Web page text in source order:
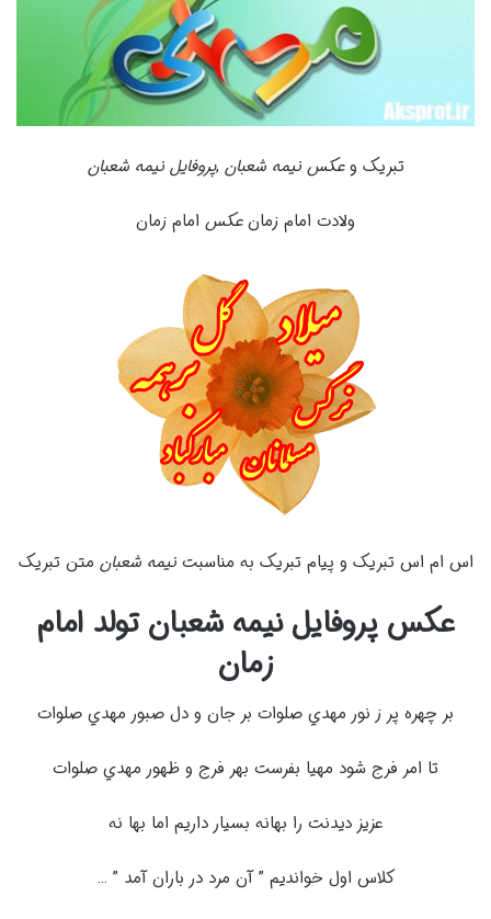
تبریک وعکس نیمه شعبان ,پروفایل نیمه شعبان
ولادت امام زمانعکس امام زمان
اس ام اس تبریک و پیام تبریک به مناسبتنیمه شعبان متن تبریک
عکس پروفایل نیمه شعبان تولد امام
زمان
بر چهره پر ز نور مهدي صلوات بر جان و دل صبور مهدي صلوات
تا امر فرج شود مهيا بفرست بهر فرج و ظهور مهدي صلوات
عزيز ديدنت را بهانه بسيار داريم اما بها نه
کلاس اول خوانديم ” آن مرد در باران آمد ” …